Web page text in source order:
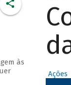
às
Ações